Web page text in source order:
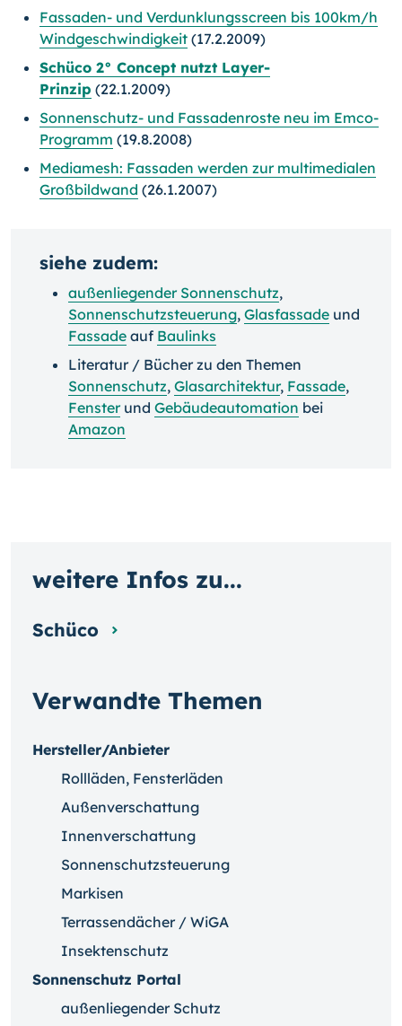
Fassaden- und Verdunklungsscreen bis 100km/h
Windgeschwindigkeit (17.2.2009)
Schüco 2° Concept nutzt Layer-
Prinzip (22.1.2009)
Sonnenschutz- und Fassadenroste neu im Emco-
Programm (19.8.2008)
Mediamesh: Fassaden werden zur multimedialen
Großbildwand (26.1.2007)
siehe zudem:
außenliegender Sonnenschutz,
Sonnenschutzsteuerung, Glasfassade und
Fassade auf Baulinks
Literatur / Bücher zu den Themen
Sonnenschutz, Glasarchitektur, Fassade,
Fensterund Gebäudeautomation bei
Amazon
Verwandte Themen
Hersteller/Anbieter
Rollläden, Fensterläden
Außenverschattung
Innenverschattung
Sonnenschutzsteuerung
Markisen
Terrassendächer / WiGA
Insektenschutz
Sonnenschutz Portal
außenliegender Schutz
weitere Infos zu...
Schüco